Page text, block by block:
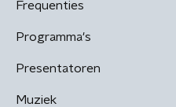
Frequenties
Programma's
Presentatoren
Muziek